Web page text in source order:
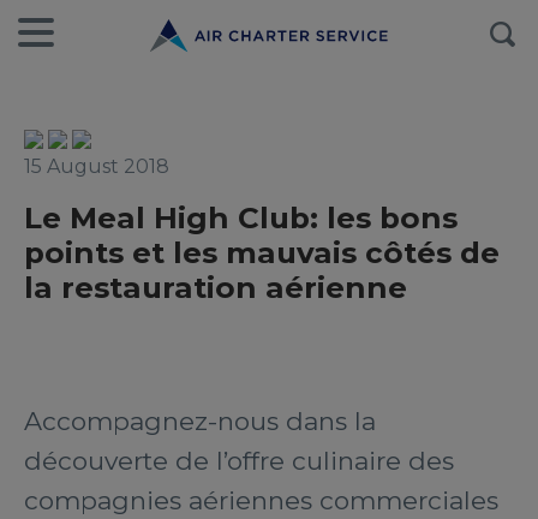
15 August 2018
Le Meal High Club: les bons
points et les mauvais côtés de
la restauration aérienne
Accompagnez-nous dans la
découverte de l’offre culinaire des
compagnies aériennes commerciales